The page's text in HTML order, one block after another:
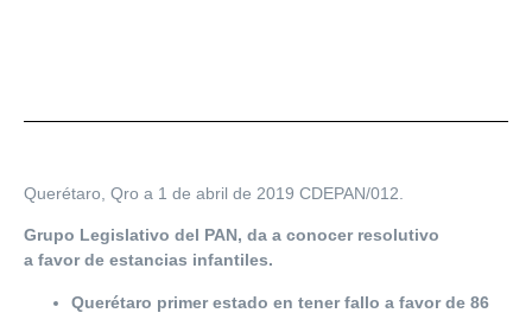
Querétaro, Qro a 1 de abril de 2019 CDEPAN/012.
Grupo Legislativo del PAN, da a conocer resolutivo
a favor de estancias infantiles.
Querétaro primer estado en tener fallo a favor de 86